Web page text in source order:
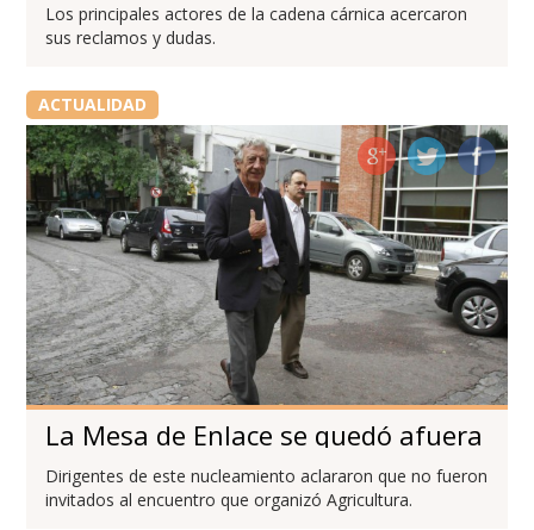
Los principales actores de la cadena cárnica acercaron
sus reclamos y dudas.
ACTUALIDAD
La Mesa de Enlace se quedó afuera
Dirigentes de este nucleamiento aclararon que no fueron
invitados al encuentro que organizó Agricultura.